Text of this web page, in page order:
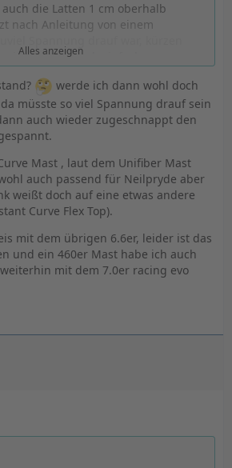
die Latten 1 cm oberhalb
nach Anleitung von einem
Zustand, einfach
Du hast sicher den Unifiber in
Prydemasten sind ab 490 CC!
North/Gun/Mast. Ich verwende den
eigentlich ein FT Mast, da verwende
der hervorragend funktioniert,
sonst wird das Segel zu toplastig.
6.6 übrig, wenn Du nach unten
Alles anzeigen
werde ich dann wohl doch
müsste so viel Spannung drauf sein
auch wieder zugeschnappt den
Mast , laut dem Unifiber Mast
auch passend für Neilpryde aber
weißt doch auf eine etwas andere
Curve Flex Top).
mit dem übrigen 6.6er, leider ist das
und ein 460er Mast habe ich auch
mit dem 7.0er racing evo